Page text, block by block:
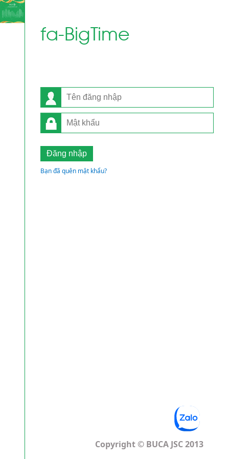
fa-BigTime
Bạn đã quên mật khẩu?
Copyright © BUCA JSC 2013